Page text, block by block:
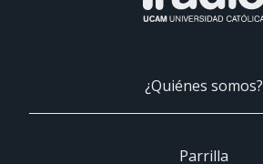
¿Quiénes somos?
Parrilla